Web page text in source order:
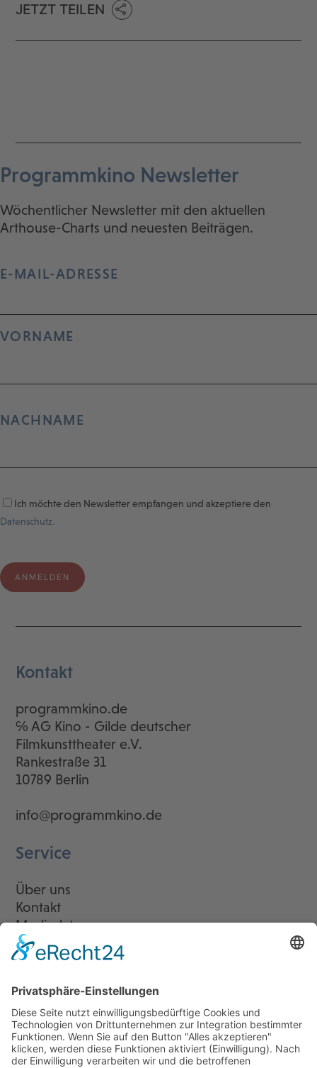
JETZT TEILEN
Programmkino Newsletter
Wöchentlicher Newsletter mit den aktuellen
Arthouse-Charts und neuesten Beiträgen.
E-MAIL-ADRESSE
VORNAME
NACHNAME
Ich möchte den Newsletter empfangen und akzeptiere den
Datenschutz.
Kontakt
programmkino.de
℅ AG Kino - Gilde deutscher
Filmkunsttheater e.V.
Rankestraße 31
10789 Berlin
info@programmkino.de
Service
Über uns
Kontakt
Mediadaten
Newsletter
LogIn
Legal
Impressum
Datenschutzerklärung